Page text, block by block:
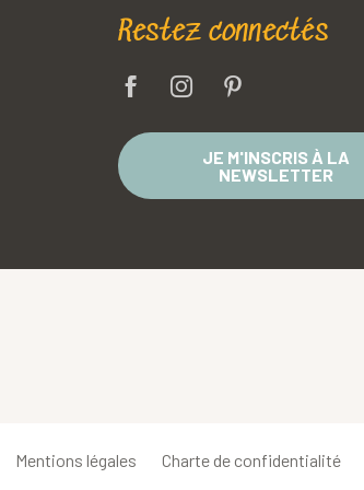
Restez connectés
JE M'INSCRIS À LA
NEWSLETTER
Mentions légales Charte de confidentialité